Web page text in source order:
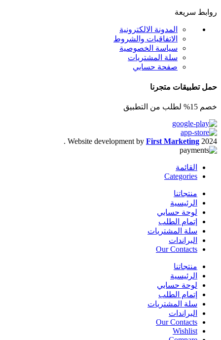
روابط سريعة
المدونة الالكترونية
الاتفاقيات والشروط
سياسة الخصوصية
سلة المشتريات
صفحة حسابي
حمل تطبيقات متجرنا
خصم 15% لطلب من التطبيق
Website development by First Marketing 2024
.
القائمة
Categories
منتجاتنا
الرئيسية
لوحة حسابي
إتمام الطلب
سلة المشتريات
البراندات
Our Contacts
منتجاتنا
الرئيسية
لوحة حسابي
إتمام الطلب
سلة المشتريات
البراندات
Our Contacts
Wishlist